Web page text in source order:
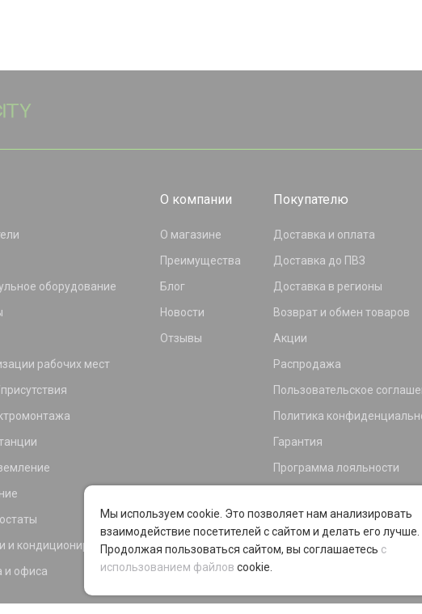
оборудование
рабочих мест
и кондиционирования
и офиса
О компании
О магазине
Преимущества
Блог
Новости
Отзывы
Покупателю
Доставка и оплата
Доставка до ПВЗ
Доставка в регионы
Возврат и обмен товаров
Акции
Распродажа
Пользовательское
Политика
Гарантия
Программа лояльности
Мы используем cookie. Это позволяет нам анализировать
взаимодействие посетителей с сайтом и делать его лучше.
Продолжая пользоваться сайтом, вы соглашаетесь с
использованием файлов cookie.